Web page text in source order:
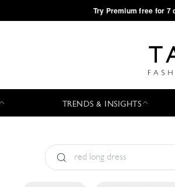
·Try Premium free for 7
TRENDS & INSIGHTS